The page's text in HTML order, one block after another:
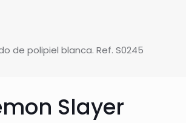
de polipiel blanca. Ref. S0245
Slayer